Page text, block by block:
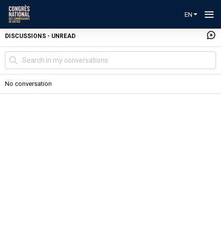
EN
DISCUSSIONS - UNREAD
No conversation